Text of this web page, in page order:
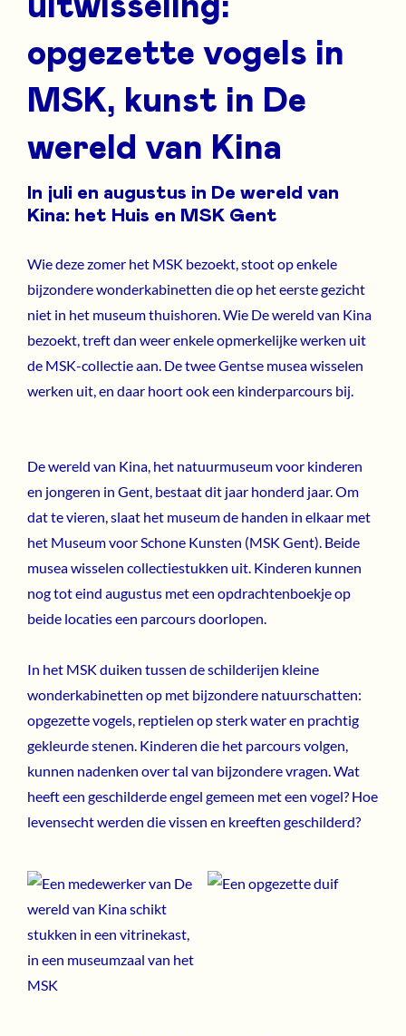
opgezette vogels in
MSK, kunst in De
wereld van Kina
In juli en augustus in De wereld van
Kina: het Huis en MSK Gent
Wie deze zomer het MSK bezoekt, stoot op enkele
bijzondere wonderkabinetten die op het eerste gezicht
niet in het museum thuishoren. Wie De wereld van Kina
bezoekt, treft dan weer enkele opmerkelijke werken uit
de MSK-collectie aan. De twee Gentse musea wisselen
werken uit, en daar hoort ook een kinderparcours bij.
De wereld van Kina, het natuurmuseum voor kinderen
en jongeren in Gent, bestaat dit jaar honderd jaar. Om
dat te vieren, slaat het museum de handen in elkaar met
het Museum voor Schone Kunsten (MSK Gent). Beide
musea wisselen collectiestukken uit. Kinderen kunnen
nog tot eind augustus met een opdrachtenboekje op
beide locaties een parcours doorlopen.
In het MSK duiken tussen de schilderijen kleine
wonderkabinetten op met bijzondere natuurschatten:
opgezette vogels, reptielen op sterk water en prachtig
gekleurde stenen. Kinderen die het parcours volgen,
kunnen nadenken over tal van bijzondere vragen. Wat
heeft een geschilderde engel gemeen met een vogel? Hoe
levensecht werden die vissen en kreeften geschilderd?